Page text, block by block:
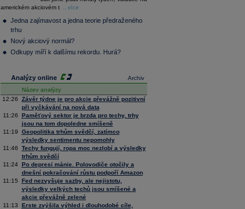
Composite
36 376,54 0,66
Tecdax
Performance
index
4 068,78
americkém akciovém t
...více
Jedna zajímavost a jedna teorie předraženého
trhu
Nový akciový normál?
Odkupy míří k dalšímu rekordu. Hurá?
Archiv
Analýzy online
Název analýzy
12:26
Závěr týdne je pro akcie převážně pozitivní
při vyčkávání na nová data
11:26
Paměťový sektor je brzda pro techy, trhy
jsou na tom dopoledne smíšeně
11:19
Geopolitika trhům svědčí, zatímco
výsledky sentimentu nepomohly
11:46
Techy fungují, ropa moc nezlobí a výsledky
trhům svědčí
11:24
Po depresi mánie. Polovodiče otočily a
dnešní pokračování růstu podpoří Amazon
11:15
Fed nezvyšuje sazby, ale nejistotu,
výsledky velkých techů jsou smíšené a
akcie převážně zelené
11:13
Erste zvýšila výhled i dlouhodobé cíle,